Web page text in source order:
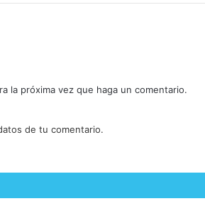
la próxima vez que haga un comentario.
de tu comentario.